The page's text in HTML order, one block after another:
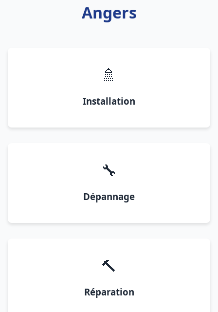
Angers
🚿
Installation
🔧
Dépannage
🔨
Réparation